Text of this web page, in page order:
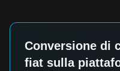
Conversione di
fiat sulla